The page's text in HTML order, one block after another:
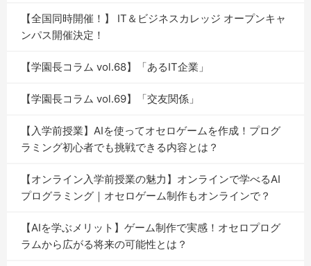
【全国同時開催！】 IT＆ビジネスカレッジ オープンキャ
ンパス開催決定！
【学園長コラム vol.68】「あるIT企業」
【学園長コラム vol.69】「交友関係」
【入学前授業】AIを使ってオセロゲームを作成！プログ
ラミング初心者でも挑戦できる内容とは？
【オンライン入学前授業の魅力】オンラインで学べるAI
プログラミング｜オセロゲーム制作もオンラインで？
【AIを学ぶメリット】ゲーム制作で実感！オセロプログ
ラムから広がる将来の可能性とは？